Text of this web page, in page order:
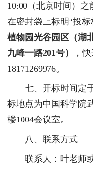
10:00 （北京时间）
在密封袋上标明 “投标
植物园光谷园区（湖
九峰一路201号）
，
18171269976。
七、开标时间定
标地点为中国科学院
楼1004会议室。
八、联系方式
联系人： 叶老师